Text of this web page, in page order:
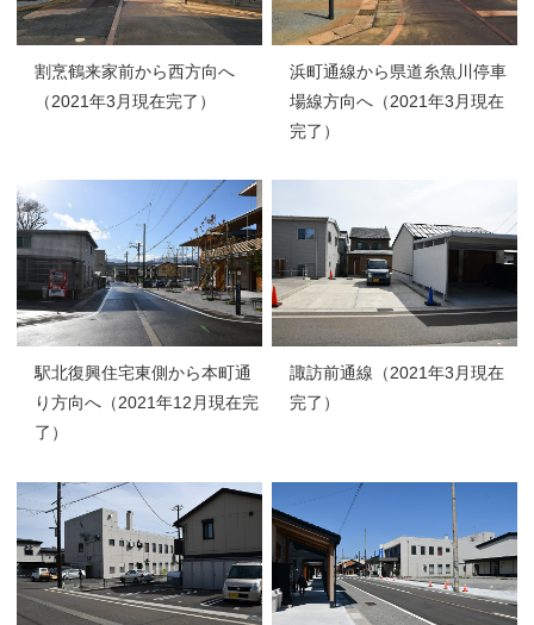
割烹鶴来家前から西方向へ
（2021年3月現在完了）
浜町通線から県道糸魚川停車
場線方向へ（2021年3月現在
完了）
駅北復興住宅東側から本町通
り方向へ（2021年12月現在完
了）
諏訪前通線（2021年3月現在
完了）